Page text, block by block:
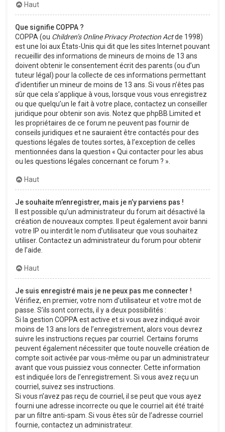
Haut
Que signifie COPPA ?
COPPA (ou Children’s Online Privacy Protection Actde 1998)
est une loi aux États-Unis qui dit que les sites Internet pouvant
recueillir des informations de mineurs de moins de 13 ans
doivent obtenir le consentement écrit des parents (ou d’un
tuteur légal) pour la collecte de ces informations permettant
d’identifier un mineur de moins de 13 ans. Si vous n’êtes pas
sûr que cela s’applique à vous, lorsque vous vous enregistrez
ou que quelqu’un le fait à votre place, contactez un conseiller
juridique pour obtenir son avis. Notez que phpBB Limited et
les propriétaires de ce forum ne peuvent pas fournir de
conseils juridiques et ne sauraient être contactés pour des
questions légales de toutes sortes, à l’exception de celles
mentionnées dans la question « Qui contacter pour les abus
ou les questions légales concernant ce forum ? ».
Haut
Je souhaite m’enregistrer, mais je n’y parviens pas !
Il est possible qu’un administrateur du forum ait désactivé la
création de nouveaux comptes. Il peut également avoir banni
votre IP ou interdit le nom d’utilisateur que vous souhaitez
utiliser. Contactez un administrateur du forum pour obtenir
de l’aide.
Haut
Je suis enregistré mais je ne peux pas me connecter !
Vérifiez, en premier, votre nom d’utilisateur et votre mot de
passe. S’ils sont corrects, il y a deux possibilités :
Si la gestion COPPA est active et si vous avez indiqué avoir
moins de 13 ans lors de l’enregistrement, alors vous devrez
suivre les instructions reçues par courriel. Certains forums
peuvent également nécessiter que toute nouvelle création de
compte soit activée par vous-même ou par un administrateur
avant que vous puissiez vous connecter. Cette information
est indiquée lors de l’enregistrement. Si vous avez reçu un
courriel, suivez ses instructions.
Si vous n’avez pas reçu de courriel, il se peut que vous ayez
fourni une adresse incorrecte ou que le courriel ait été traité
par un filtre anti-spam. Si vous êtes sûr de l’adresse courriel
fournie, contactez un administrateur.